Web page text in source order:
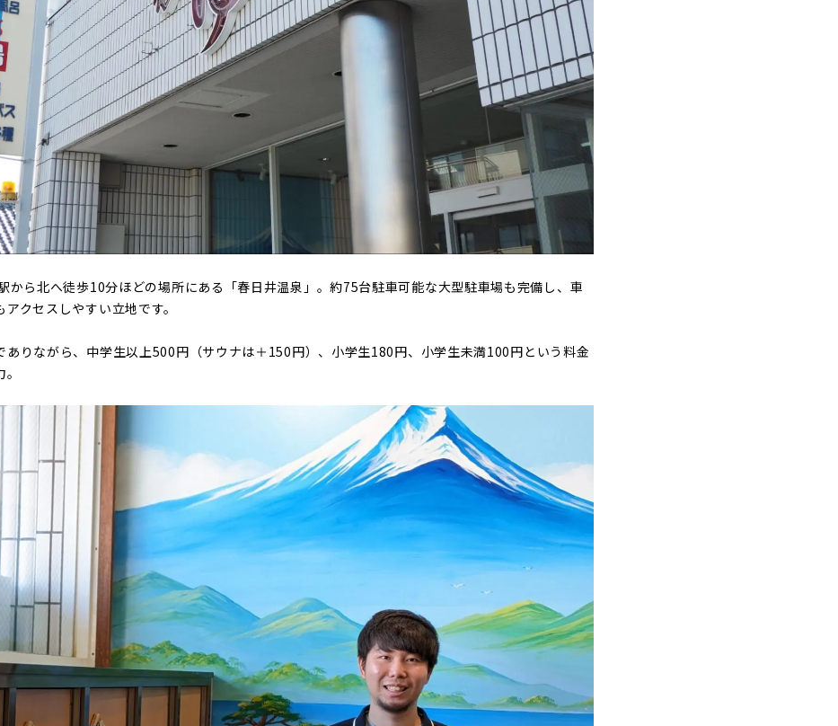
から北へ徒歩10分ほどの場所にある「春日井温泉」。約75台駐車可能な大型駐車場も完備し、車
クセスしやすい立地です。
ありながら、中学生以上500円（サウナは＋150円）、小学生180円、小学生未満100円という料金